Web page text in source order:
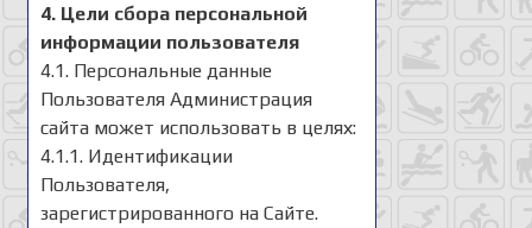
4. Цели сбора персональной
информации пользователя
4.1. Персональные данные
Пользователя Администрация
сайта может использовать в целях:
4.1.1. Идентификации
Пользователя,
зарегистрированного на Сайте.